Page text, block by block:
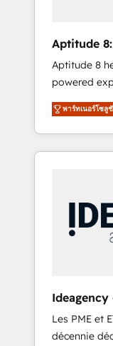
La création
qui
opportunités d'affaires
de
SEA,
ABM, IA, emailing)
Aptitude
Aptitude 8
powered
teams. We
orchestrate
tech stack. Aptitude 8 is trusted by top
brands such
HubSpot itself. We have the largest
consulting
extensibility. When you work with Aptitude 8,
you get a
embedded
พาร์ทเนอร์โซลู
HubSpot
Les PME et
décennie